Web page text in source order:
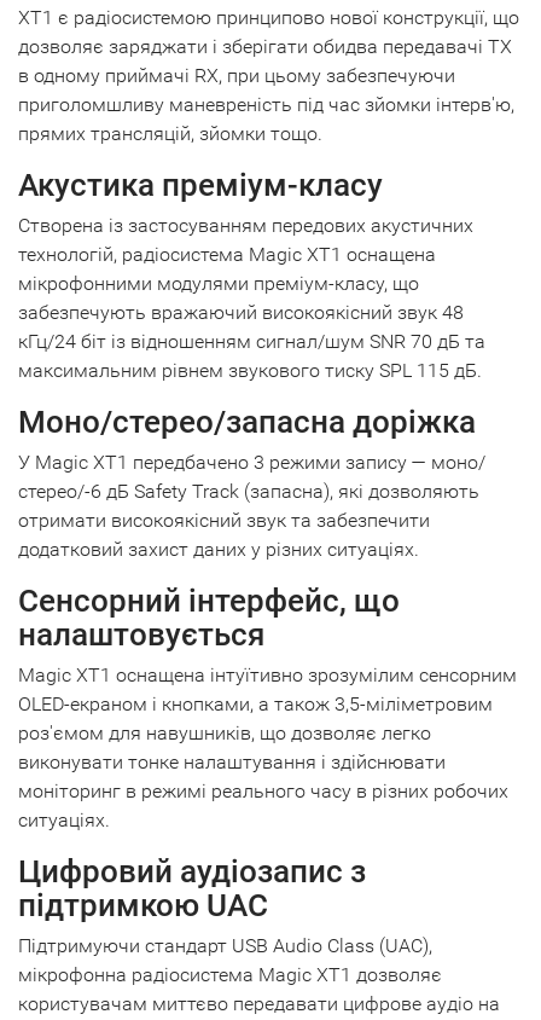
XT1 є радіосистемою принципово нової конструкції, що
дозволяє заряджати і зберігати обидва передавачі TX
в одному приймачі RX, при цьому забезпечуючи
приголомшливу маневреність під час зйомки інтерв'ю,
прямих трансляцій, зйомки тощо.
Акустика преміум-класу
Створена із застосуванням передових акустичних
технологій, радіосистема Magic XT1 оснащена
мікрофонними модулями преміум-класу, що
забезпечують вражаючий високоякісний звук 48
кГц/24 біт із відношенням сигнал/шум SNR 70 дБ та
максимальним рівнем звукового тиску SPL 115 дБ.
Моно/стерео/запасна доріжка
У Magic XT1 передбачено 3 режими запису — моно/
стерео/-6 дБ Safety Track (запасна), які дозволяють
отримати високоякісний звук та забезпечити
додатковий захист даних у різних ситуаціях.
Сенсорний інтерфейс, що
налаштовується
Magic XT1 оснащена інтуїтивно зрозумілим сенсорним
OLED-екраном і кнопками, а також 3,5-міліметровим
роз'ємом для навушників, що дозволяє легко
виконувати тонке налаштування і здійснювати
моніторинг в режимі реального часу в різних робочих
ситуаціях.
Цифровий аудіозапис з
підтримкою UAC
Підтримуючи стандарт USB Audio Class (UAC),
мікрофонна радіосистема Magic XT1 дозволяє
користувачам миттєво передавати цифрове аудіо на